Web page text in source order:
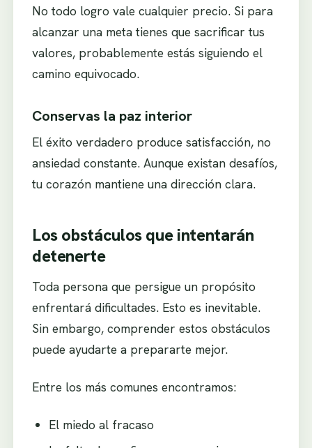
No todo logro vale cualquier precio. Si para
alcanzar una meta tienes que sacrificar tus
valores, probablemente estás siguiendo el
camino equivocado.
Conservas la paz interior
El éxito verdadero produce satisfacción, no
ansiedad constante. Aunque existan desafíos,
tu corazón mantiene una dirección clara.
Los obstáculos que intentarán
detenerte
Toda persona que persigue un propósito
enfrentará dificultades. Esto es inevitable.
Sin embargo, comprender estos obstáculos
puede ayudarte a prepararte mejor.
Entre los más comunes encontramos:
El miedo al fracaso